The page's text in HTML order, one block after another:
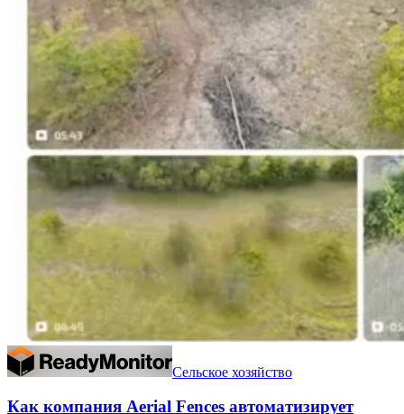
Сельское хозяйство
Как компания Aerial Fences автоматизирует